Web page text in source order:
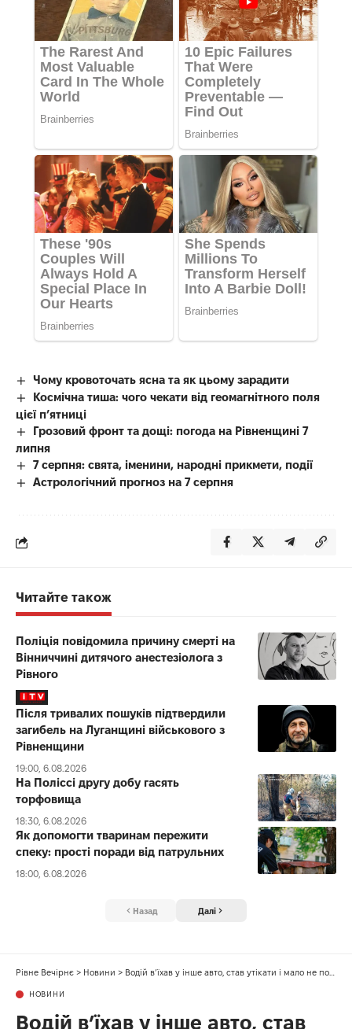
Чому кровоточать ясна та як цьому зарадити
Космічна тиша: чого чекати від геомагнітного поля
цієї п’ятниці
Грозовий фронт та дощі: погода на Рівненщині 7
липня
7 серпня: свята, іменини, народні прикмети, події
Астрологічний прогноз на 7 серпня
Читайте також
Поліція повідомила причину смерті на
Вінниччині дитячого анестезіолога з
Рівного
Після тривалих пошуків підтвердили
загибель на Луганщині військового з
Рівненщини
19:00, 6.08.2026
На Поліссі другу добу гасять
торфовища
18:30, 6.08.2026
Як допомогти тваринам пережити
спеку: прості поради від патрульних
18:00, 6.08.2026
Назад Далі
Рівне Вечірнє > Новини > Водій в’їхав у інше авто, став утікати і мало не покалічив рівнян
НОВИНИ
Водій в’їхав у інше авто, став